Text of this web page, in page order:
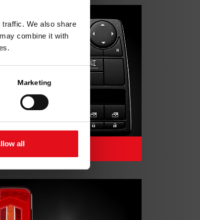
We also share
combine it with
Marketing
all
prekidača